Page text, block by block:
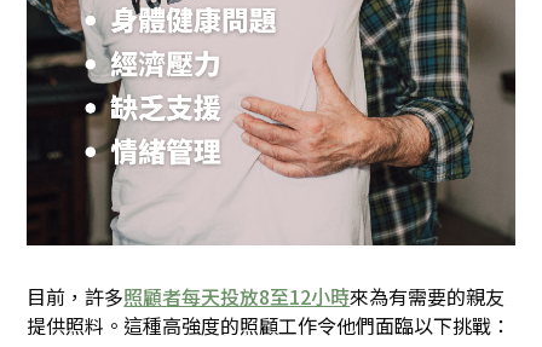
目前，許多照顧者每天投放8至12小時來為有需要的親友
提供照料。這種高強度的照顧工作令他們面臨以下挑戰：